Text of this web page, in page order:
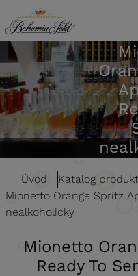
Přeskočit na obsah
Úvod Katalog
Mionetto Orange Spritz
nealkoholický
Mionetto
Ready To